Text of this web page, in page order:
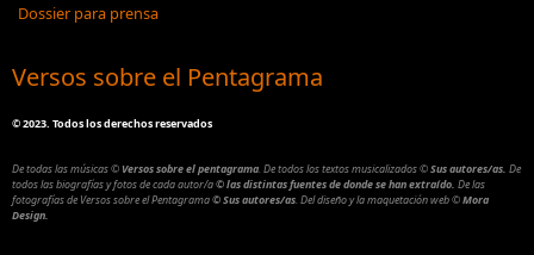
Dossier para prensa
Versos sobre el Pentagrama
©2023. Todos los derechos reservados
De todas las músicas© Versos sobre el pentagrama. De todos los textos musicalizados©Sus autores/as. De
todos las biografías y fotos de cada autor/a© las distintas fuentes de donde se han extraído. De las
fotografías de Versos sobre el Pentagrama© Sus autores/as. Del diseño y la maquetación web©Mora
Design.